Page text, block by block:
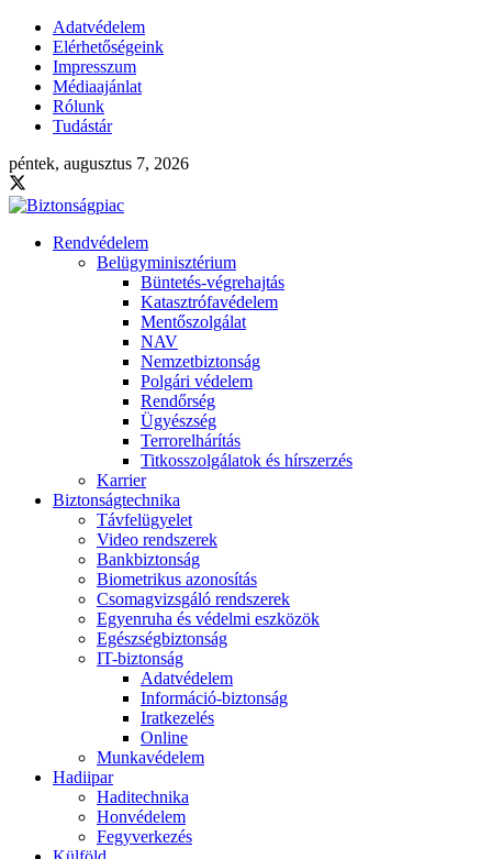
Adatvédelem
Elérhetőségeink
Impresszum
Médiaajánlat
Rólunk
Tudástár
péntek, augusztus 7, 2026
Rendvédelem
Belügyminisztérium
Büntetés-végrehajtás
Katasztrófavédelem
Mentőszolgálat
NAV
Nemzetbiztonság
Polgári védelem
Rendőrség
Ügyészség
Terrorelhárítás
Titkosszolgálatok és hírszerzés
Karrier
Biztonságtechnika
Távfelügyelet
Video rendszerek
Bankbiztonság
Biometrikus azonosítás
Csomagvizsgáló rendszerek
Egyenruha és védelmi eszközök
Egészségbiztonság
IT-biztonság
Adatvédelem
Információ-biztonság
Iratkezelés
Online
Munkavédelem
Hadiipar
Haditechnika
Honvédelem
Fegyverkezés